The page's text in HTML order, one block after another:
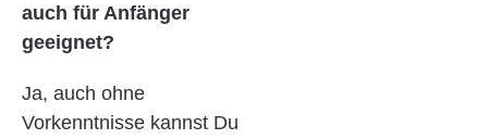
auch für Anfänger
geeignet?
Ja, auch ohne
Vorkenntnisse kannst Du